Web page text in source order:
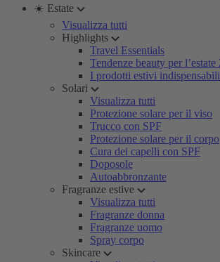
☀️ Estate
Visualizza tutti
Highlights
Travel Essentials
Tendenze beauty per l’estate
I prodotti estivi
Solari
Visualizza tutti
Protezione solare per il viso
Trucco con SPF
Protezione solare per il corpo
Cura dei capelli con SPF
Doposole
Autoabbronzante
Fragranze estive
Visualizza tutti
Fragranze donna
Fragranze uomo
Spray corpo
Skincare